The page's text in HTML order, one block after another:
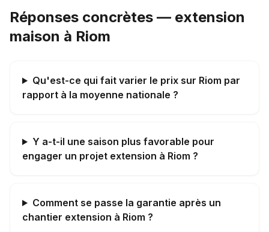
Réponses concrètes — extension
maison à Riom
Qu'est-ce qui fait varier le prix sur Riom par
rapport à la moyenne nationale ?
Y a-t-il une saison plus favorable pour
engager un projet extension à Riom ?
Comment se passe la garantie après un
chantier extension à Riom ?